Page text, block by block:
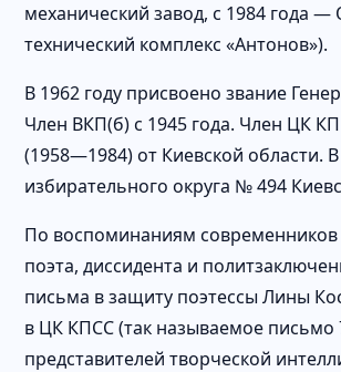
механический завод, с 1984 года
технический комплекс «Антонов»).
В 1962 году присвоено звание
Член ВКП(б) с 1945 года. Член ЦК
(1958—1984) от Киевской области.
избирательного округа № 494
По воспоминаниям
поэта, диссидента и
письма в защиту поэтессы Лины
в ЦК КПСС (так называемое письмо
представителей творческой